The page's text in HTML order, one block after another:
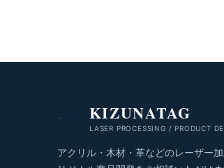
KIZUNATAG
LASER PROCESSING / PRODUCT
アクリル・木材・革などのレーザー